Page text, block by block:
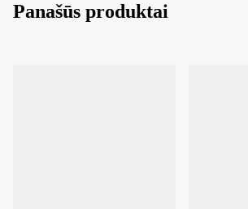
Panašūs produktai